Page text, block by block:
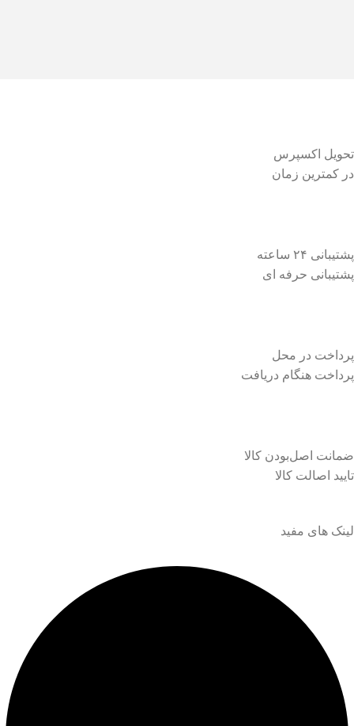
تحویل اکسپرس
در کمترین زمان
پشتیبانی ۲۴ ساعته
پشتیبانی حرفه ای
پرداخت در محل
پرداخت هنگام دریافت
ضمانت اصل‌بودن کالا
تایید اصالت کالا
لینک های مفید